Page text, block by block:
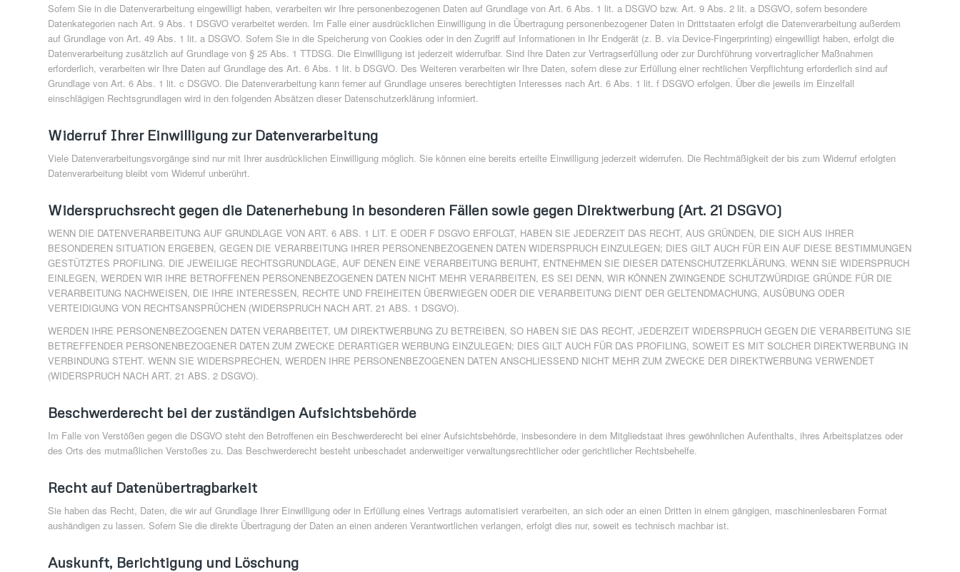
Sofern Sie in die Datenverarbeitung eingewilligt haben, verarbeiten wir Ihre personenbezogenen Daten auf Grundlage von Art. 6 Abs. 1 lit. a DSGVO bzw. Art. 9 Abs. 2 lit. a DSGVO, sofern besondere
Datenkategorien nach Art. 9 Abs. 1 DSGVO verarbeitet werden. Im Falle einer ausdrücklichen Einwilligung in die Übertragung personenbezogener Daten in Drittstaaten erfolgt die Datenverarbeitung außerdem
auf Grundlage von Art. 49 Abs. 1 lit. a DSGVO. Sofern Sie in die Speicherung von Cookies oder in den Zugriff auf Informationen in Ihr Endgerät (z. B. via Device-Fingerprinting) eingewilligt haben, erfolgt die
Datenverarbeitung zusätzlich auf Grundlage von § 25 Abs. 1 TTDSG. Die Einwilligung ist jederzeit widerrufbar. Sind Ihre Daten zur Vertragserfüllung oder zur Durchführung vorvertraglicher Maßnahmen
erforderlich, verarbeiten wir Ihre Daten auf Grundlage des Art. 6 Abs. 1 lit. b DSGVO. Des Weiteren verarbeiten wir Ihre Daten, sofern diese zur Erfüllung einer rechtlichen Verpflichtung erforderlich sind auf
Grundlage von Art. 6 Abs. 1 lit. c DSGVO. Die Datenverarbeitung kann ferner auf Grundlage unseres berechtigten Interesses nach Art. 6 Abs. 1 lit. f DSGVO erfolgen. Über die jeweils im Einzelfall
einschlägigen Rechtsgrundlagen wird in den folgenden Absätzen dieser Datenschutzerklärung informiert.
Widerruf Ihrer Einwilligung zur Datenverarbeitung
Viele Datenverarbeitungsvorgänge sind nur mit Ihrer ausdrücklichen Einwilligung möglich. Sie können eine bereits erteilte Einwilligung jederzeit widerrufen. Die Rechtmäßigkeit der bis zum Widerruf erfolgten
Datenverarbeitung bleibt vom Widerruf unberührt.
Widerspruchsrecht gegen die Datenerhebung in besonderen Fällen sowie gegen Direktwerbung (Art. 21 DSGVO)
WENN DIE DATENVERARBEITUNG AUF GRUNDLAGE VON ART. 6 ABS. 1 LIT. E ODER F DSGVO ERFOLGT, HABEN SIE JEDERZEIT DAS RECHT, AUS GRÜNDEN, DIE SICH AUS IHRER
BESONDEREN SITUATION ERGEBEN, GEGEN DIE VERARBEITUNG IHRER PERSONENBEZOGENEN DATEN WIDERSPRUCH EINZULEGEN; DIES GILT AUCH FÜR EIN AUF DIESE BESTIMMUNGEN
GESTÜTZTES PROFILING. DIE JEWEILIGE RECHTSGRUNDLAGE, AUF DENEN EINE VERARBEITUNG BERUHT, ENTNEHMEN SIE DIESER DATENSCHUTZERKLÄRUNG. WENN SIE WIDERSPRUCH
EINLEGEN, WERDEN WIR IHRE BETROFFENEN PERSONENBEZOGENEN DATEN NICHT MEHR VERARBEITEN, ES SEI DENN, WIR KÖNNEN ZWINGENDE SCHUTZWÜRDIGE GRÜNDE FÜR DIE
VERARBEITUNG NACHWEISEN, DIE IHRE INTERESSEN, RECHTE UND FREIHEITEN ÜBERWIEGEN ODER DIE VERARBEITUNG DIENT DER GELTENDMACHUNG, AUSÜBUNG ODER
VERTEIDIGUNG VON RECHTSANSPRÜCHEN (WIDERSPRUCH NACH ART. 21 ABS. 1 DSGVO).
WERDEN IHRE PERSONENBEZOGENEN DATEN VERARBEITET, UM DIREKTWERBUNG ZU BETREIBEN, SO HABEN SIE DAS RECHT, JEDERZEIT WIDERSPRUCH GEGEN DIE VERARBEITUNG SIE
BETREFFENDER PERSONENBEZOGENER DATEN ZUM ZWECKE DERARTIGER WERBUNG EINZULEGEN; DIES GILT AUCH FÜR DAS PROFILING, SOWEIT ES MIT SOLCHER DIREKTWERBUNG IN
VERBINDUNG STEHT. WENN SIE WIDERSPRECHEN, WERDEN IHRE PERSONENBEZOGENEN DATEN ANSCHLIESSEND NICHT MEHR ZUM ZWECKE DER DIREKTWERBUNG VERWENDET
(WIDERSPRUCH NACH ART. 21 ABS. 2 DSGVO).
Beschwerderecht bei der zuständigen Aufsichtsbehörde
Im Falle von Verstößen gegen die DSGVO steht den Betroffenen ein Beschwerderecht bei einer Aufsichtsbehörde, insbesondere in dem Mitgliedstaat ihres gewöhnlichen Aufenthalts, ihres Arbeitsplatzes oder
des Orts des mutmaßlichen Verstoßes zu. Das Beschwerderecht besteht unbeschadet anderweitiger verwaltungsrechtlicher oder gerichtlicher Rechtsbehelfe.
Recht auf Datenübertragbarkeit
Sie haben das Recht, Daten, die wir auf Grundlage Ihrer Einwilligung oder in Erfüllung eines Vertrags automatisiert verarbeiten, an sich oder an einen Dritten in einem gängigen, maschinenlesbaren Format
aushändigen zu lassen. Sofern Sie die direkte Übertragung der Daten an einen anderen Verantwortlichen verlangen, erfolgt dies nur, soweit es technisch machbar ist.
Auskunft, Berichtigung und Löschung